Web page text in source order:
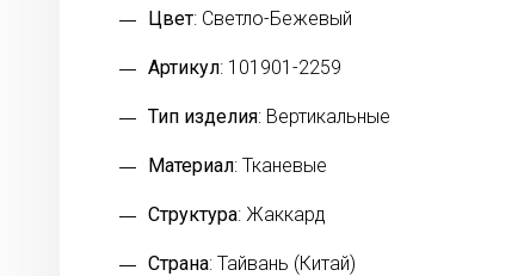
Цвет: Светло-Бежевый
Артикул: 101901-2259
Тип изделия: Вертикальные
Материал: Тканевые
Структура: Жаккард
Страна: Тайвань (Китай)